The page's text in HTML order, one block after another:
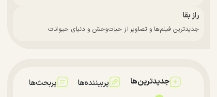
راز بقا
جدیدترین فیلم‌ها و تصاویر از حیات‌وحش و دنیای حیوانات
جدیدترین‌ها پربیننده‌ها پربحث‌ها